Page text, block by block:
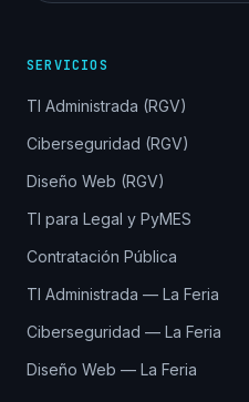
SERVICIOS
TI Administrada (RGV)
Ciberseguridad (RGV)
Diseño Web (RGV)
TI para Legal y PyMES
Contratación Pública
TI Administrada — La Feria
Ciberseguridad — La Feria
Diseño Web — La Feria